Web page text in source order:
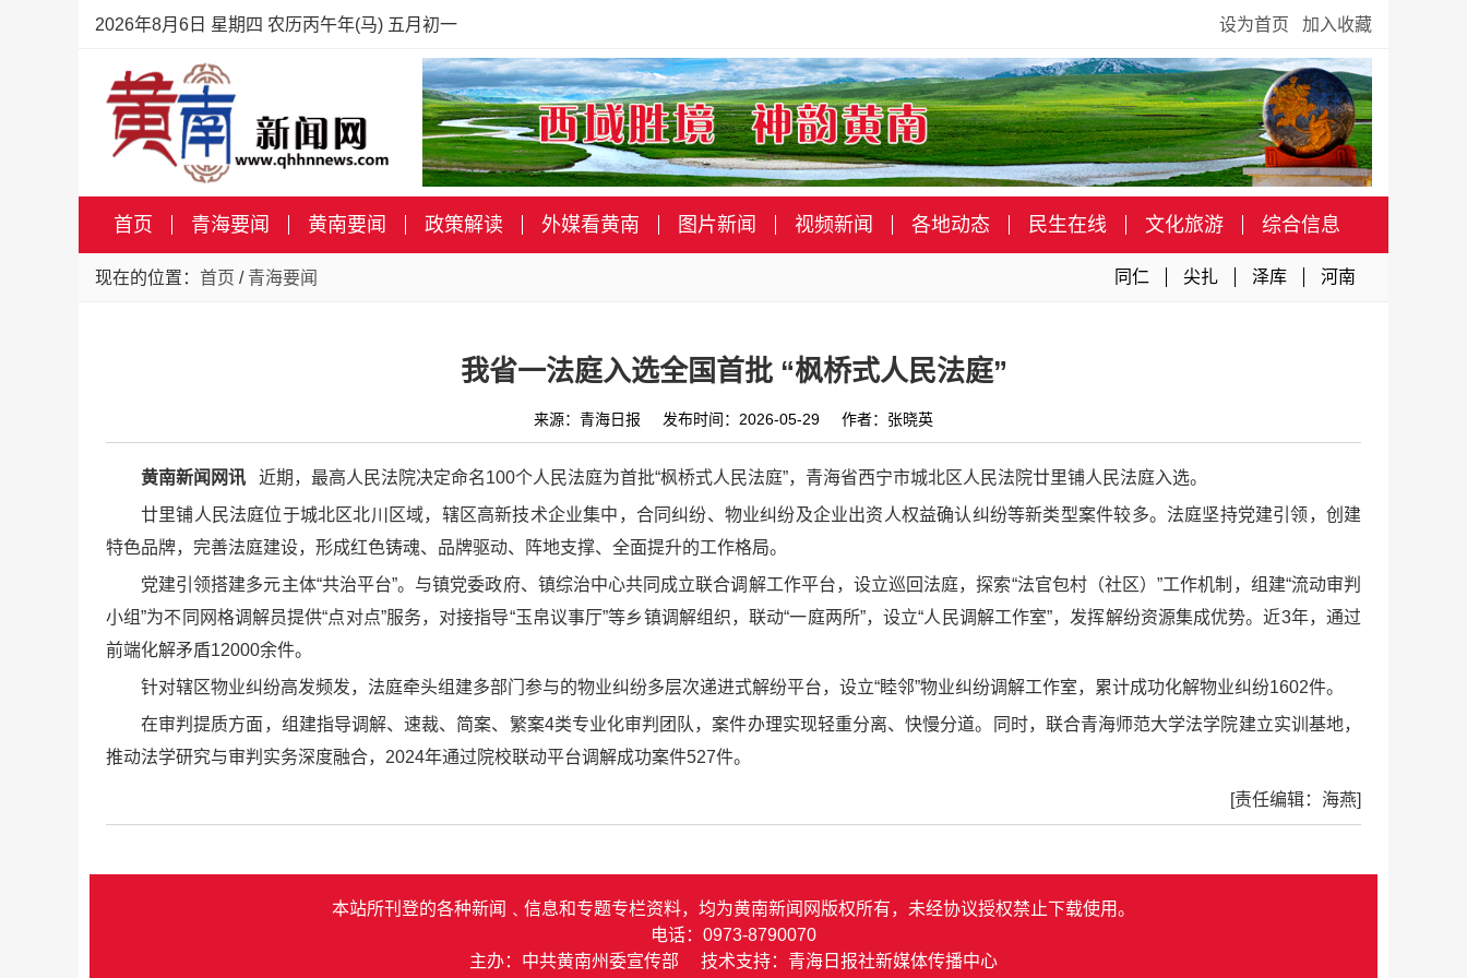
2026年8月6日 星期四 农历丙午年(马) 五月初一 设为首页 加入收藏
首页 青海要闻 黄南要闻 政策解读 外媒看黄南 图片新闻 视频新闻 各地动态 民生在线 文化旅游 综合信息
现在的位置： 首页 / 青海要闻 同仁 尖扎 泽库 河南
我省一法庭入选全国首批 “枫桥式人民法庭”
来源：青海日报 发布时间：2026-05-29 作者：张晓英
黄南新闻网讯
近期，最高人民法院决定命名100个人民法庭为首批“枫桥式人民法庭”，青海省西宁市城北区人民法院廿里铺人民法庭入选。
廿里铺人民法庭位于城北区北川区域，辖区高新技术企业集中，合同纠纷、物业纠纷及企业出资人权益确认纠纷等新类型案件较多。法庭坚持党建引领，创建
特色品牌，完善法庭建设，形成红色铸魂、品牌驱动、阵地支撑、全面提升的工作格局。
党建引领搭建多元主体“共治平台”。与镇党委政府、镇综治中心共同成立联合调解工作平台，设立巡回法庭，探索“法官包村（社区）”工作机制，组建“流动审判
小组”为不同网格调解员提供“点对点”服务，对接指导“玉帛议事厅”等乡镇调解组织，联动“一庭两所”，设立“人民调解工作室”，发挥解纷资源集成优势。近3年，通过
前端化解矛盾12000余件。
针对辖区物业纠纷高发频发，法庭牵头组建多部门参与的物业纠纷多层次递进式解纷平台，设立“睦邻”物业纠纷调解工作室，累计成功化解物业纠纷1602件。
在审判提质方面，组建指导调解、速裁、简案、繁案4类专业化审判团队，案件办理实现轻重分离、快慢分道。同时，联合青海师范大学法学院建立实训基地，
推动法学研究与审判实务深度融合，2024年通过院校联动平台调解成功案件527件。
[责任编辑：海燕]
本站所刊登的各种新闻﹑信息和专题专栏资料，均为黄南新闻网版权所有，未经协议授权禁止下载使用。
电话：0973-8790070
主办：中共黄南州委宣传部 技术支持：青海日报社新媒体传播中心